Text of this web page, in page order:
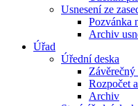
Usnesení ze
Pozvánka
Archiv
Úřad
Úřední deska
Závěrečný
Rozpočet
Archiv